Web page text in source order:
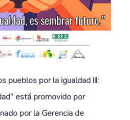
pueblos por la igualdad III:
está promovido por
por la Gerencia de